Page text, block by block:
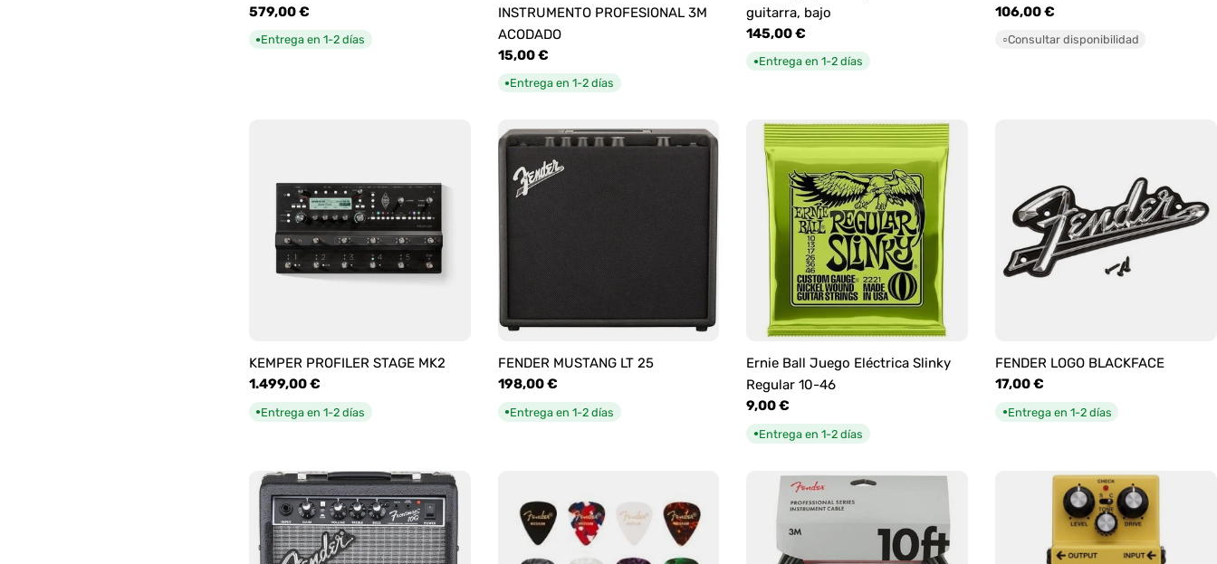
Precio
habitual
579,00 €
●Entrega en 1-2 días
INSTRUMENTO PROFESIONAL 3M
ACODADO
Precio
habitual
15,00 €
●Entrega en 1-2 días
guitarra, bajo
Precio
habitual
145,00 €
●Entrega en 1-2 días
Precio
habitual
106,00 €
○Consultar disponibilidad
KEMPER PROFILER STAGE MK2
Precio
habitual
1.499,00 €
●Entrega en 1-2 días
FENDER MUSTANG LT 25
Precio
habitual
198,00 €
●Entrega en 1-2 días
Ernie Ball Juego Eléctrica Slinky
Regular 10-46
Precio
habitual
9,00 €
●Entrega en 1-2 días
FENDER LOGO BLACKFACE
Precio
habitual
17,00 €
●Entrega en 1-2 días